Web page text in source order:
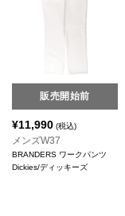
販売開始前
¥11,990 (税込)
メンズW37
BRANDERS ワークパンツ
Dickies/ディッキーズ